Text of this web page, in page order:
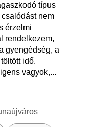
típus
nem
érzelmi
rendelkezem,
gyengédség, a
idő.
vagyok,...